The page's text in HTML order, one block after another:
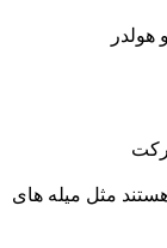
هولدر
مثل میله های